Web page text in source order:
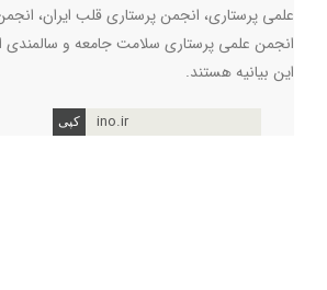
علمی پرستاری، انجمن پرستاری قلب ایران،
انجمن علمی پرستاری سلامت جامعه و سالمندی
این بیانیه هستند.
ino.ir